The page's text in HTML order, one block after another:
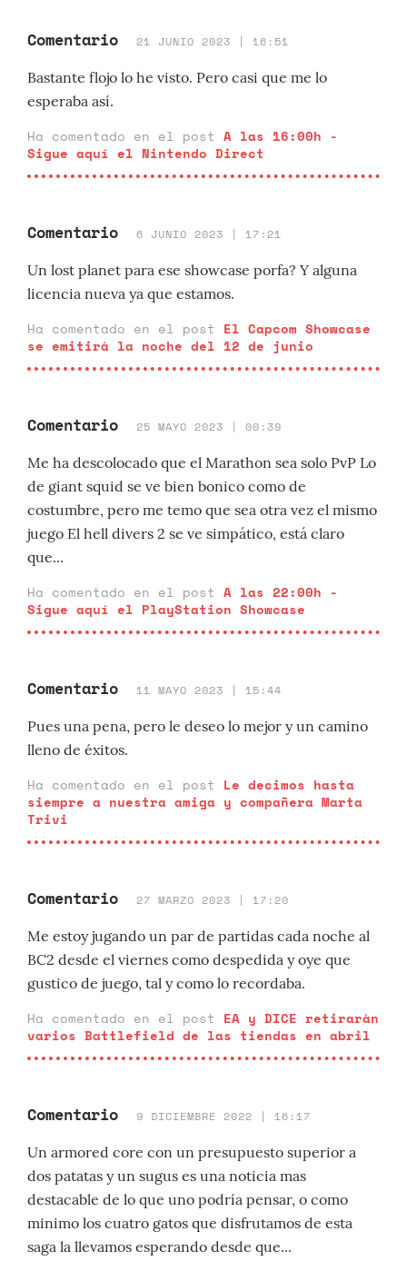
Comentario 21 JUNIO 2023 | 16:51
Bastante flojo lo he visto. Pero casi que me lo
esperaba así.
Ha comentado en el post A las 16:00h -
Sigue aquí el Nintendo Direct
Comentario 6 JUNIO 2023 | 17:21
Un lost planet para ese showcase porfa? Y alguna
licencia nueva ya que estamos.
Ha comentado en el post El Capcom Showcase
se emitirá la noche del 12 de junio
Comentario 25 MAYO 2023 | 00:39
Me ha descolocado que el Marathon sea solo PvP Lo
de giant squid se ve bien bonico como de
costumbre, pero me temo que sea otra vez el mismo
juego El hell divers 2 se ve simpático, está claro
que...
Ha comentado en el post A las 22:00h -
Sigue aquí el PlayStation Showcase
Comentario 11 MAYO 2023 | 15:44
Pues una pena, pero le deseo lo mejor y un camino
lleno de éxitos.
Ha comentado en el post Le decimos hasta
siempre a nuestra amiga y compañera Marta
Trivi
Comentario 27 MARZO 2023 | 17:20
Me estoy jugando un par de partidas cada noche al
BC2 desde el viernes como despedida y oye que
gustico de juego, tal y como lo recordaba.
Ha comentado en el post EA y DICE retirarán
varios Battlefield de las tiendas en abril
Comentario 9 DICIEMBRE 2022 | 16:17
Un armored core con un presupuesto superior a
dos patatas y un sugus es una noticia mas
destacable de lo que uno podría pensar, o como
minimo los cuatro gatos que disfrutamos de esta
saga la llevamos esperando desde que...